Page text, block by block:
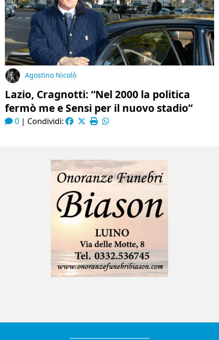
Agostino Nicolò
Lazio, Cragnotti: “Nel 2000 la politica
fermò me e Sensi per il nuovo stadio”
0 | Condividi: